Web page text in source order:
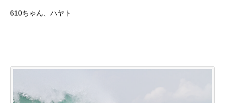
610ちゃん、ハヤト